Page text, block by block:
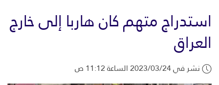
استدراج متهم كان هاربا إلى خارج
العراق
نشر في 2023/03/24 الساعة 11:12 ص